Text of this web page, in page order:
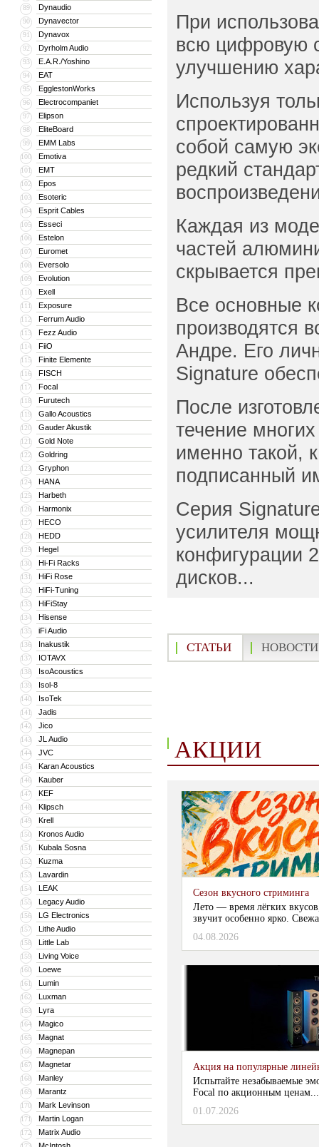
89 Dynaudio
90 Dynavector
91 Dynavox
92 Dyrholm Audio
93 E.A.R./Yoshino
94 EAT
95 EgglestonWorks
96 Electrocompaniet
97 Elipson
98 EliteBoard
99 EMM Labs
100 Emotiva
101 EMT
102 Epos
103 Esoteric
104 Esprit Cables
105 Esseci
106 Estelon
107 Euromet
108 Eversolo
109 Evolution
110 Exell
111 Exposure
112 Ferrum Audio
113 Fezz Audio
114 FiiO
115 Finite Elemente
116 FISCH
117 Focal
118 Furutech
119 Gallo Acoustics
120 Gauder Akustik
121 Gold Note
122 Goldring
123 Gryphon
124 HANA
125 Harbeth
126 Harmonix
127 HECO
128 HEDD
129 Hegel
130 Hi-Fi Racks
131 HiFi Rose
132 HiFi-Tuning
133 HiFiStay
134 Hisense
135 iFi Audio
136 Inakustik
137 IOTAVX
138 IsoAcoustics
139 Isol-8
140 IsoTek
141 Jadis
142 Jico
143 JL Audio
144 JVC
145 Karan Acoustics
146 Kauber
147 KEF
148 Klipsch
149 Krell
150 Kronos Audio
151 Kubala Sosna
152 Kuzma
153 Lavardin
154 LEAK
155 Legacy Audio
156 LG Electronics
157 Lithe Audio
158 Little Lab
159 Living Voice
160 Loewe
161 Lumin
162 Luxman
163 Lyra
164 Magico
165 Magnat
166 Magnepan
167 Magnetar
168 Manley
169 Marantz
170 Mark Levinson
171 Martin Logan
172 Matrix Audio
При
всю цифровую
улучшению
Используя
собой самую
редкий
Каждая из
частей
скрывается
Все основные
производятся
Андре. Его
Signature
После
течение
именно такой,
подписанный
Серия
усилителя
конфигурации
дисков...
СТАТЬИ НОВОСТИ
АКЦИИ
Сезон вкусного стриминга
Лето — время лёгких
звучит особенно ярко.
04.08.2026
Акция на популярные
Испытайте незабываемые
Focal по акционным
01.07.2026